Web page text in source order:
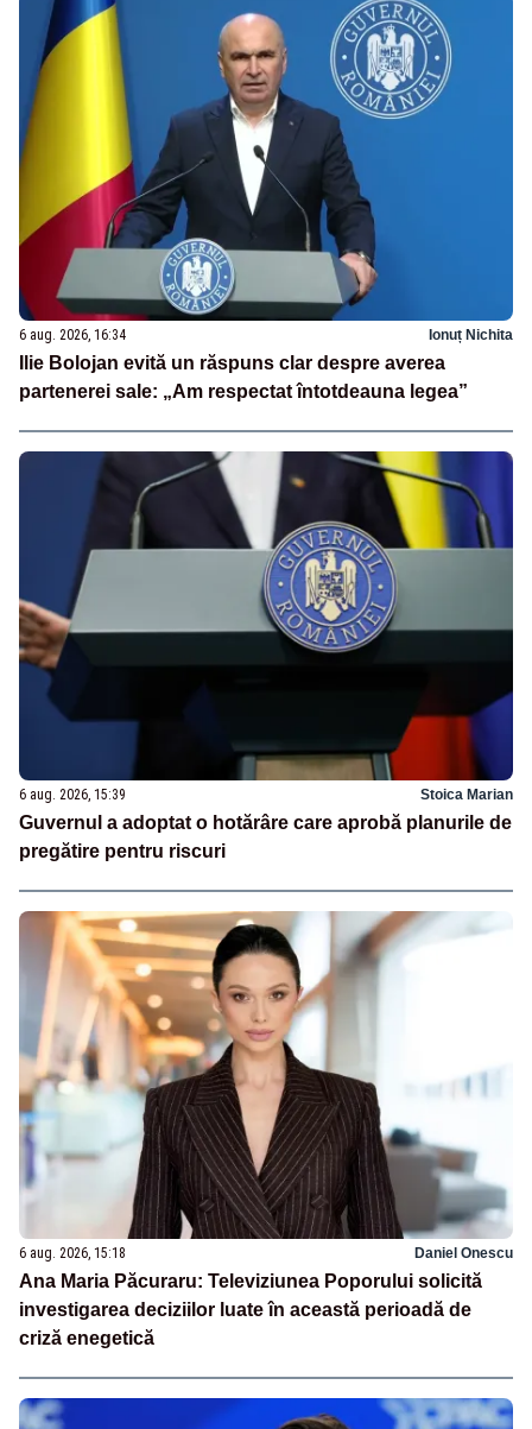
6 aug. 2026, 16:34 Ionuț Nichita
Ilie Bolojan evită un răspuns clar despre averea
partenerei sale: „Am respectat întotdeauna legea”
6 aug. 2026, 15:39 Stoica Marian
Guvernul a adoptat o hotărâre care aprobă planurile de
pregătire pentru riscuri
6 aug. 2026, 15:18 Daniel Onescu
Ana Maria Păcuraru: Televiziunea Poporului solicită
investigarea deciziilor luate în această perioadă de
criză enegetică